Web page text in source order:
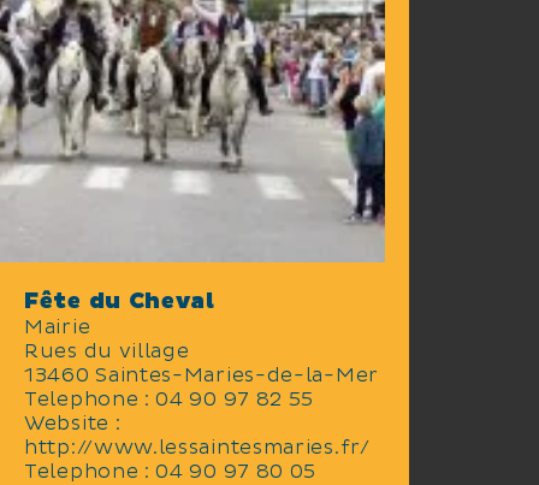
Fête du Cheval
Mairie
Rues du village
13460 Saintes-Maries-de-la-Mer
Telephone : 04 90 97 82 55
Website :
http://www.lessaintesmaries.fr/
Telephone : 04 90 97 80 05